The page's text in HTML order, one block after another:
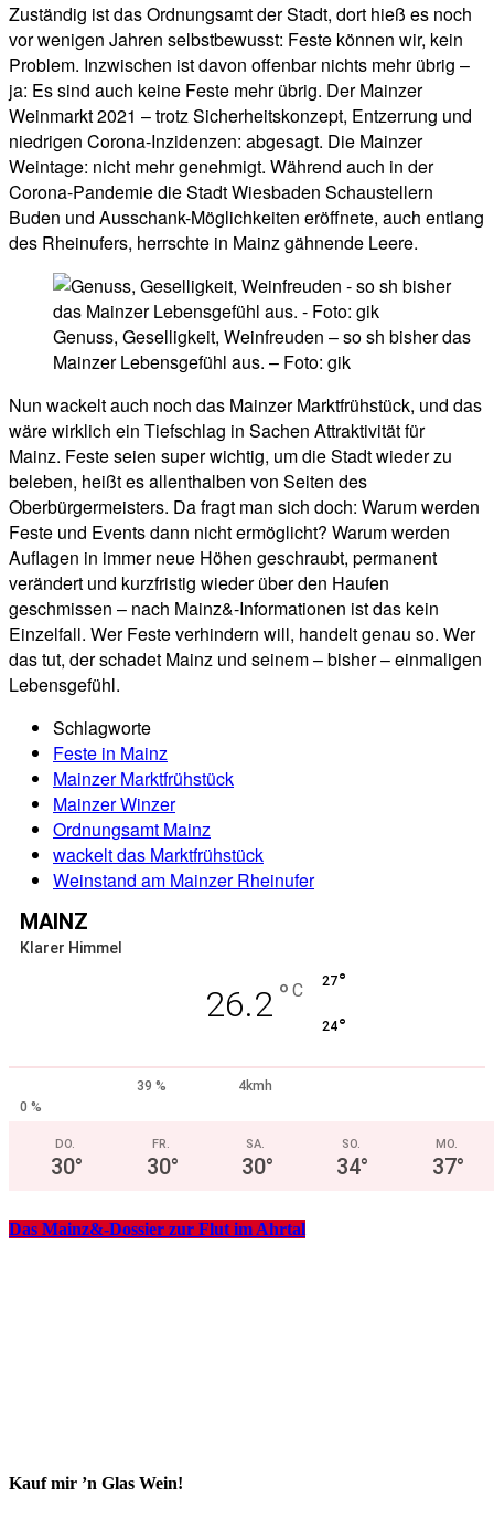
Zuständig ist das Ordnungsamt der Stadt, dort hieß es noch
vor wenigen Jahren selbstbewusst: Feste können wir, kein
Problem. Inzwischen ist davon offenbar nichts mehr übrig –
ja: Es sind auch keine Feste mehr übrig. Der Mainzer
Weinmarkt 2021 – trotz Sicherheitskonzept, Entzerrung und
niedrigen Corona-Inzidenzen: abgesagt. Die Mainzer
Weintage: nicht mehr genehmigt. Während auch in der
Corona-Pandemie die Stadt Wiesbaden Schaustellern
Buden und Ausschank-Möglichkeiten eröffnete, auch entlang
des Rheinufers, herrschte in Mainz gähnende Leere.
Genuss, Geselligkeit, Weinfreuden – so sh bisher das
Mainzer Lebensgefühl aus. – Foto: gik
Nun wackelt auch noch das Mainzer Marktfrühstück, und das
wäre wirklich ein Tiefschlag in Sachen Attraktivität für
Mainz. Feste seien super wichtig, um die Stadt wieder zu
beleben, heißt es allenthalben von Seiten des
Oberbürgermeisters. Da fragt man sich doch: Warum werden
Feste und Events dann nicht ermöglicht? Warum werden
Auflagen in immer neue Höhen geschraubt, permanent
verändert und kurzfristig wieder über den Haufen
geschmissen – nach Mainz&-Informationen ist das kein
Einzelfall. Wer Feste verhindern will, handelt genau so. Wer
das tut, der schadet Mainz und seinem – bisher – einmaligen
Lebensgefühl.
Schlagworte
Feste in Mainz
Mainzer Marktfrühstück
Mainzer Winzer
Ordnungsamt Mainz
wackelt das Marktfrühstück
Weinstand am Mainzer Rheinufer
MAINZ
Klarer Himmel
26.2 ° C 27°
24°
39 %
4kmh
0 %
DO.
30°
FR.
30°
SA.
30°
SO.
34°
MO.
37°
Das Mainz&-Dossier zur Flut im Ahrtal
Kauf mir ’n Glas Wein!